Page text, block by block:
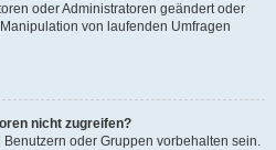
oder Administratoren geändert oder
von laufenden Umfragen
nicht zugreifen?
oder Gruppen vorbehalten sein.